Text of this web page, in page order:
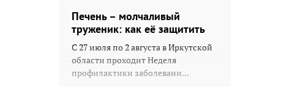
Печень – молчаливый
труженик: как её защитить
С 27 июля по 2 августа в Иркутской
области проходит Неделя
профилактики заболевани...